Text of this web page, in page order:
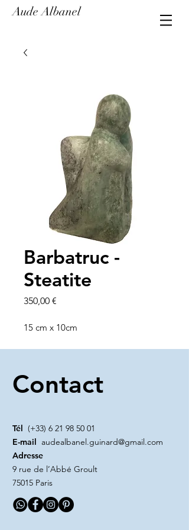
Aude Albanel
Barbatruc -
Steatite
350,00 €
15 cm x 10cm
Contact
Tél (+33) 6 21 98 50 01
E-mail audealbanel.guinard@gmail.com
Adresse
9 rue de l’Abbé Groult
75015 Paris